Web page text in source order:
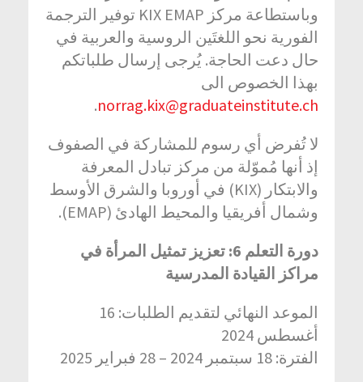
وباستطاعة مركز KIX EMAP توفير الترجمة
الفورية نحو اللغتَين الروسية والعربية في
حال دعت الحاجة. يُرجى إرسال طلباتكم
بهذا الخصوص الى
norrag.kix@graduateinstitute.ch
.
لا تُفرض أي رسوم للمشاركة في الصفوف
إذ أنها مُموّلة من مركز تبادل المعرفة
والابتكار (KIX) في أوروبا والشرق الأوسط
وشمال أفريقيا والمحيط الهادئ (EMAP).
دورة التعلم
6: تعزيز تمثيل المرأة في
مراكز القيادة المدرسية
الموعد النهائي لتقديم الطلبات: 16
أغسطس 2024
الفترة: 18 سبتمبر 2024 – 28 فبراير 2025